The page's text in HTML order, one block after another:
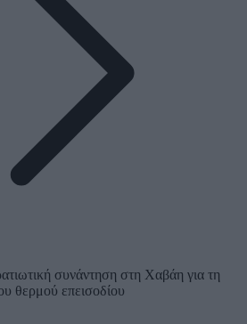
συνάντηση στη Χαβάη για τη
θερμού επεισοδίου